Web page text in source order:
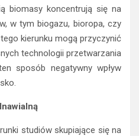
biomasy koncentrują się na
w tym biogazu, bioropa, czy
kierunku mogą przyczynić
technologii przetwarzania
sposób negatywny wpływ
studiów skupiające się na